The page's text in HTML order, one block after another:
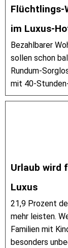
Flüchtlings-
im Luxus-
Bezahlbarer
sollen schon
Rundum-
mit 40-
Urlaub wird
Luxus
21,9 Prozent
mehr leisten.
Familien mit
besonders